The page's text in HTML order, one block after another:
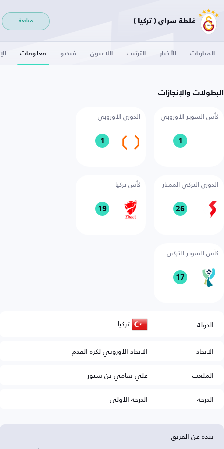
غلطة سراي ( تركيا ) متابعة
المباريات الأخبار الترتيب اللاعبون فيديو معلومات
البطولات والإنجازات
كأس السوبر الأوروبي
1
الدوري الأوروبي
1
الدوري التركي الممتاز
26
كأس تركيا
19
كأس السوبر التركي
17
الدولة تركيا
الاتحاد
الاتحاد الأوروبي لكرة القدم
الملعب
علي سامي ين سبور
الدرجة
الدرجة الأولى
نبذة عن الفريق